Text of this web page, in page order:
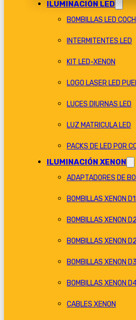
ILUMINACIÓN LED
BOMBILLAS LED
INTERMITENTES LED
KIT LED-XENON
LOGO LASER LED
LUCES DIURNAS LED
LUZ MATRICULA LED
PACKS DE LED POR
ILUMINACIÓN XENON
ADAPTADORES DE
BOMBILLAS XENON
BOMBILLAS XENON
BOMBILLAS XENON
BOMBILLAS XENON
BOMBILLAS XENON
CABLES XENON